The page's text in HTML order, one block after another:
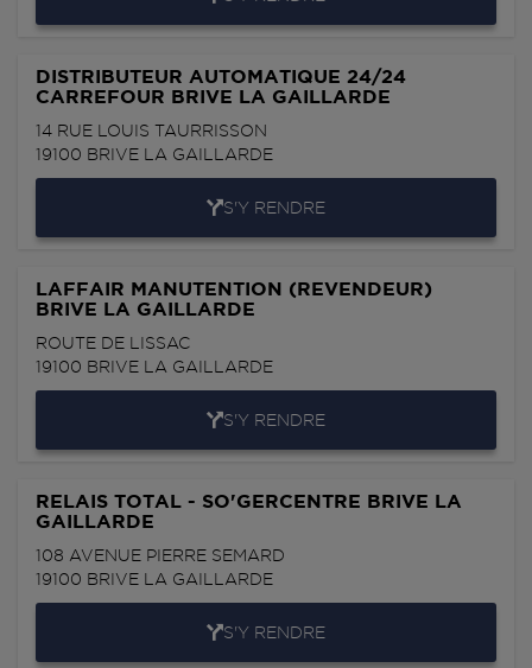
DISTRIBUTEUR AUTOMATIQUE 24/24
CARREFOUR BRIVE LA GAILLARDE
14 RUE LOUIS TAURRISSON
19100 BRIVE LA GAILLARDE
S'Y RENDRE
LAFFAIR MANUTENTION (REVENDEUR)
BRIVE LA GAILLARDE
ROUTE DE LISSAC
19100 BRIVE LA GAILLARDE
S'Y RENDRE
RELAIS TOTAL - SO'GERCENTRE BRIVE LA
GAILLARDE
108 AVENUE PIERRE SEMARD
19100 BRIVE LA GAILLARDE
S'Y RENDRE